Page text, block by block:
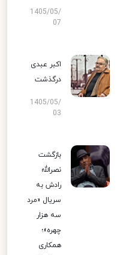
1405/05/
07
اکبر عبدی
درگذشت
1405/05/
03
بازگشت
نصرالله
رادش به
سریال «مرد
سه هزار
چهره»؛
همکاری